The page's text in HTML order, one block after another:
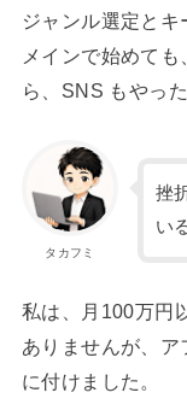
ジャンル選定と
メインで始めて
ら、SNS もやっ
タカフミ
挫
い
私は、月100万円
ありませんが、
に付けました。